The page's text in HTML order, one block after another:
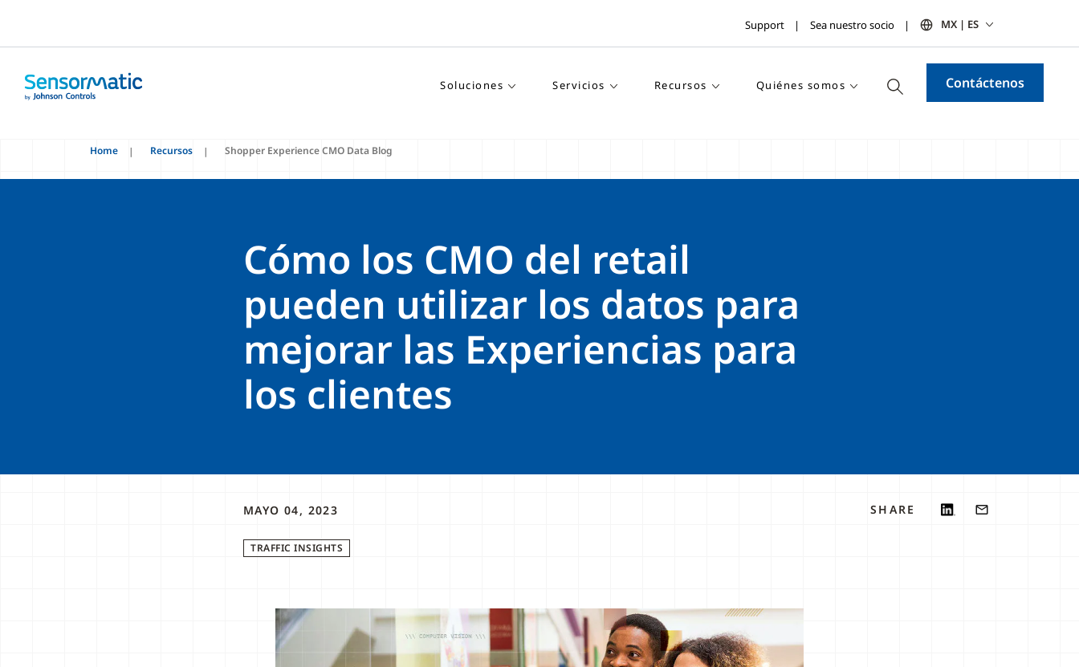
Support Sea nuestro socio MX | ES
Soluciones Servicios Recursos Quiénes somos Contáctenos
Home Recursos Shopper Experience CMO Data Blog
Cómo los CMO del retail
pueden utilizar los datos para
mejorar las Experiencias para
los clientes
MAYO 04, 2023
TRAFFIC INSIGHTS
SHARE